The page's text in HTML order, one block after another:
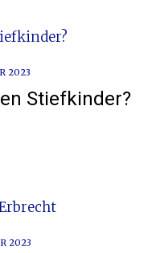
2023
Stiefkinder?
2023